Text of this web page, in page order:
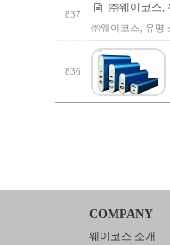
837
㈜웨이코스,
㈜웨이코스, 유명
836
COMPANY
웨이코스 소개